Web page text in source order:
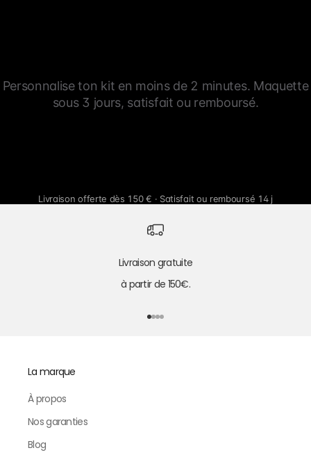
Personnalise ton kit en moins de 2 minutes. Maquette
sous 3 jours, satisfait ou remboursé.
Livraison offerte dès 150 € · Satisfait ou remboursé 14 j
Livraison gratuite
à partir de 150€.
Aller à l'élément 1
Aller à l'élément 2
Aller à l'élément 3
Aller à l'élément 4
La marque
À propos
Nos garanties
Blog